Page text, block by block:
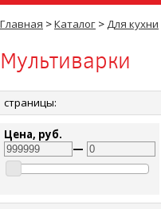
Главная >Каталог >Для кухни
Мультиварки
страницы:
Цена, руб.
—